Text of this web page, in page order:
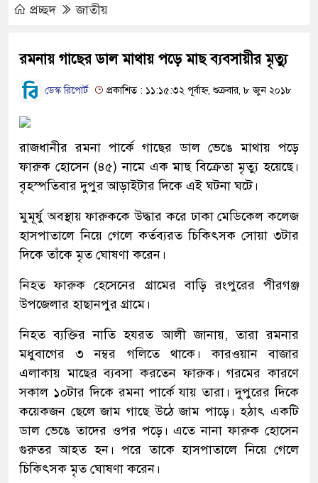
প্রচ্ছদ জাতীয়
রমনায় গাছের ডাল মাথায় পড়ে মাছ ব্যবসায়ীর মৃত্যু
ডেস্ক রিপোর্ট প্রকাশিত : ১১:১৫:৩২ পূর্বাহ্ন, শুক্রবার, ৮ জুন ২০১৮
রাজধানীর রমনা পার্কে গাছের ডাল ভেঙে মাথায় পড়ে
ফারুক হোসেন (৪৫) নামে এক মাছ বিক্রেতা মৃত্যু হয়েছে।
বৃহস্পতিবার দুপুর আড়াইটার দিকে এই ঘটনা ঘটে।
মুমূর্ষু অবস্থায় ফারুককে উদ্ধার করে ঢাকা মেডিকেল কলেজ
হাসপাতালে নিয়ে গেলে কর্তব্যরত চিকিৎসক সোয়া ৩টার
দিকে তাঁকে মৃত ঘোষণা করেন।
নিহত ফারুক হেসেনের গ্রামের বাড়ি রংপুরের পীরগঞ্জ
উপজেলার হাছানপুর গ্রামে।
নিহত ব্যক্তির নাতি হযরত আলী জানায়, তারা রমনার
মধুবাগের ৩ নম্বর গলিতে থাকে। কারওয়ান বাজার
এলাকায় মাছের ব্যবসা করতেন ফারুক। গরমের কারণে
সকাল ১০টার দিকে রমনা পার্কে যায় তারা। দুপুরের দিকে
কয়েকজন ছেলে জাম গাছে উঠে জাম পাড়ে। হঠাৎ একটি
ডাল ভেঙে তাদের ওপর পড়ে। এতে নানা ফারুক হোসেন
গুরুতর আহত হন। পরে তাকে হাসপাতালে নিয়ে গেলে
চিকিৎসক মৃত ঘোষণা করেন।